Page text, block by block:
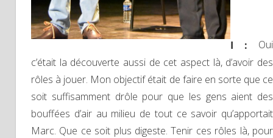
I : Oui
c’était la découverte aussi de cet aspect là, d’avoir des
rôles à jouer. Mon objectif était de faire en sorte que ce
soit suffisamment drôle pour que les gens aient des
bouffées d’air au milieu de tout ce savoir qu’apportait
Marc. Que ce soit plus digeste. Tenir ces rôles là, pour